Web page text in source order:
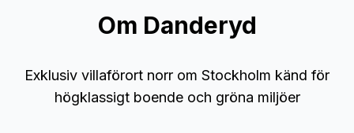
Om Danderyd
Exklusiv villaförort norr om Stockholm känd för
högklassigt boende och gröna miljöer